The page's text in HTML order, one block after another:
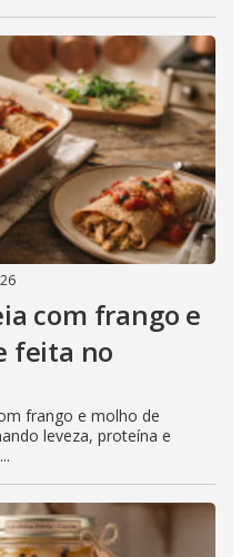
com frango e
feita no
frango e molho de
leveza, proteína e